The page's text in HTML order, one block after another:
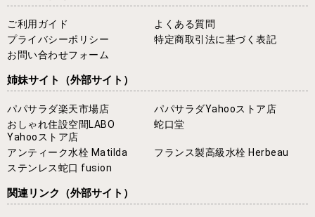
ご利用ガイド
よくある質問
プライバシーポリシー
特定商取引法に基づく表記
お問い合わせフォーム
姉妹サイト （外部サイト）
パパサラダ楽天市場店
パパサラダYahooストア店
おしゃれ住設空間LABO
Yahooストア店
蛇口堂
アンティーク水栓 Matilda
フランス製高級水栓 Herbeau
ステンレス蛇口 fusion
関連リンク （外部サイト）